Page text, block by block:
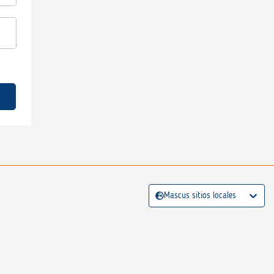
Mascus sitios locales